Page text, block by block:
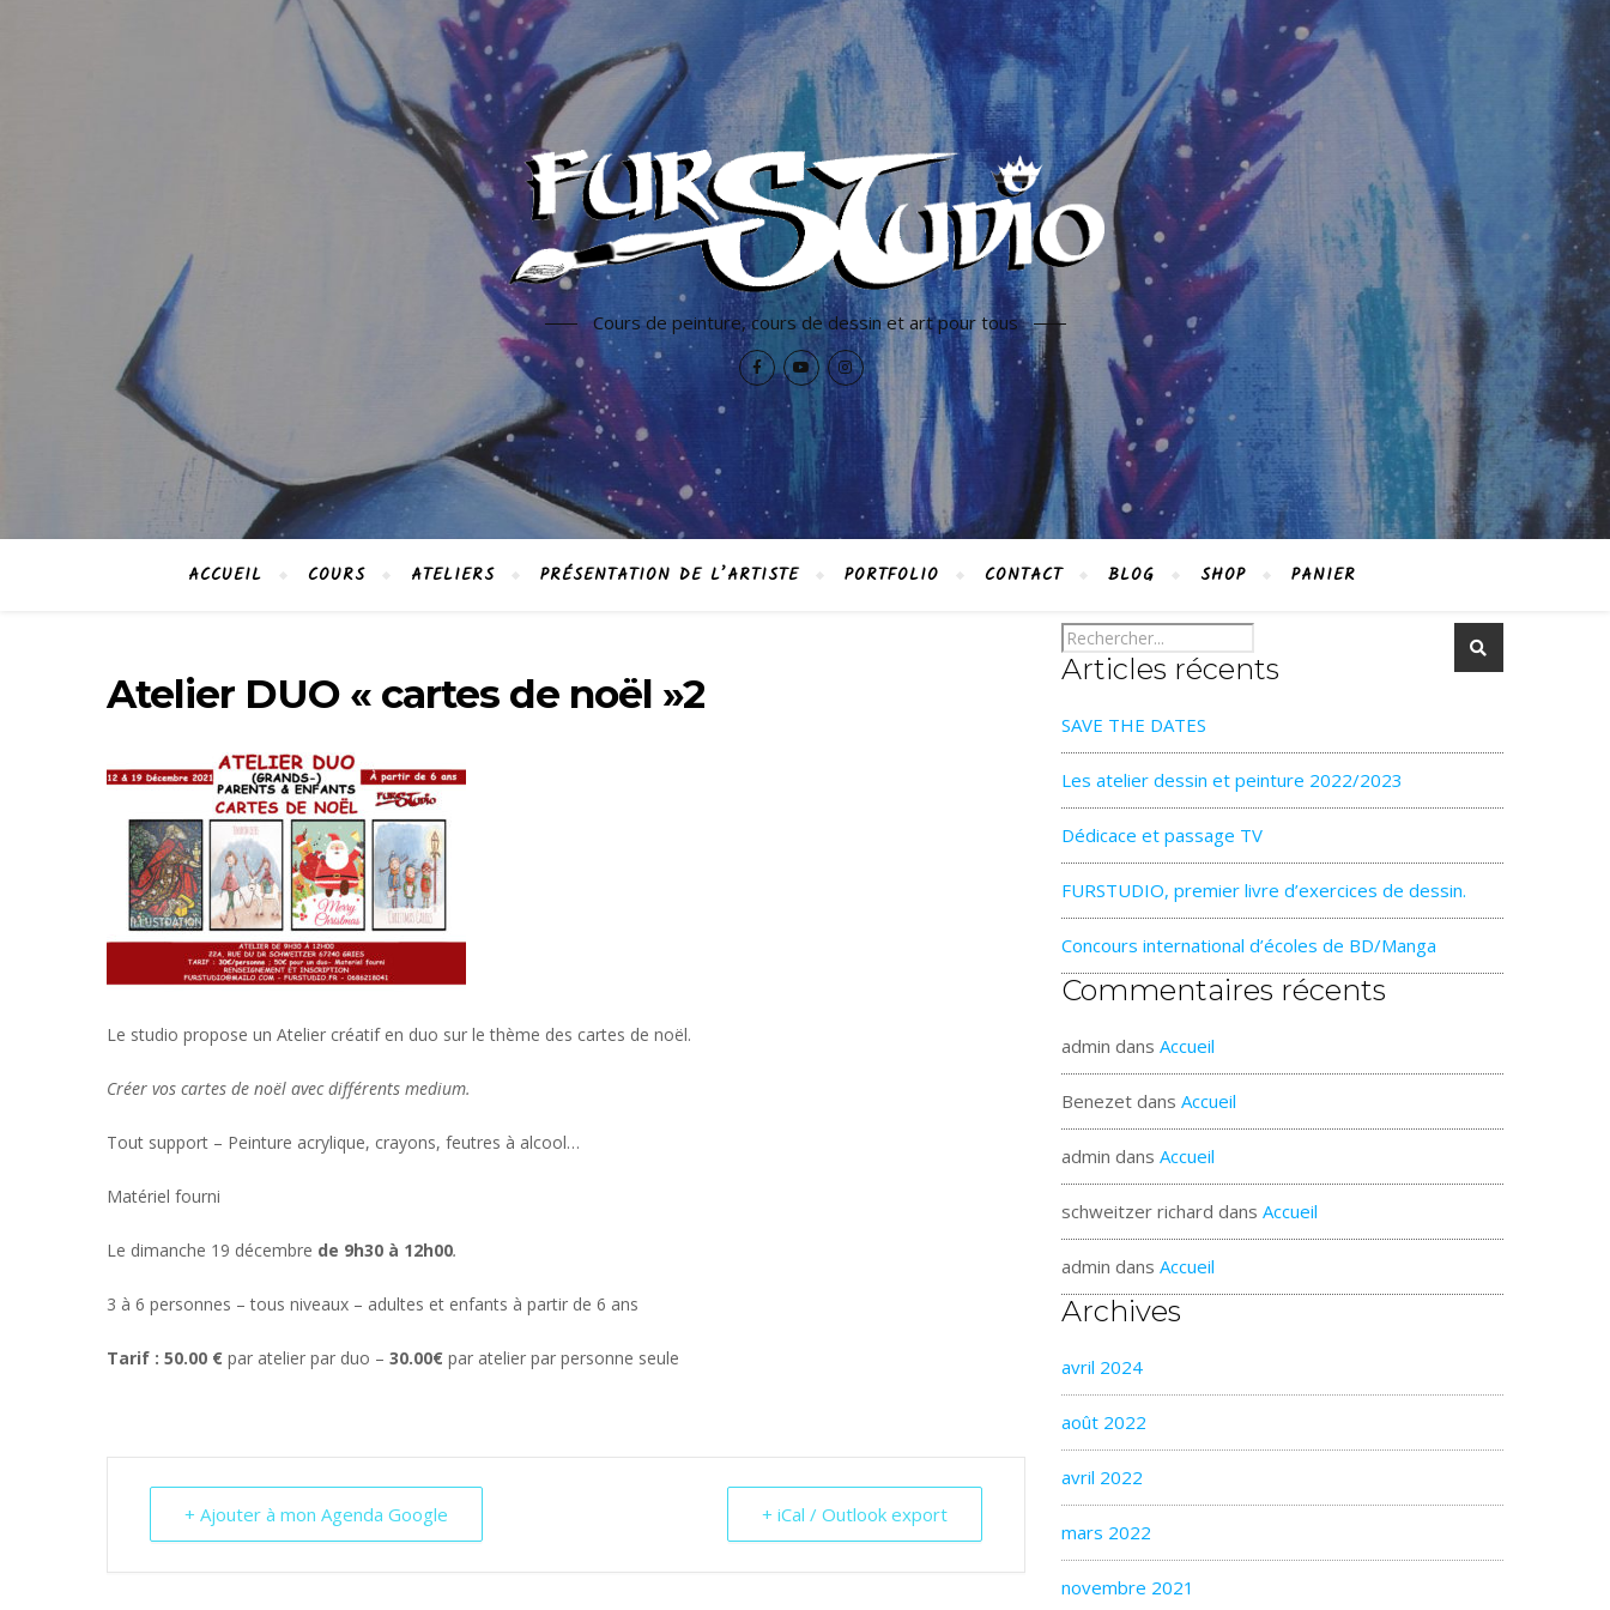
Cours de peinture, cours de dessin et art pour tous
ACCUEIL COURS ATELIERS PRÉSENTATION DE L’ARTISTE PORTFOLIO CONTACT BLOG SHOP PANIER
Atelier DUO « cartes de noël »2
Le studio propose un Atelier créatif en duo sur le thème des cartes de noël.
Créer vos cartes de noël avec différents medium.
Tout support – Peinture acrylique, crayons, feutres à alcool…
Matériel fourni
Le dimanche 19 décembre de 9h30 à 12h00.
3 à 6 personnes – tous niveaux – adultes et enfants à partir de 6 ans
Tarif : 50.00 € par atelier par duo – 30.00€ par atelier par personne seule
+ Ajouter à mon Agenda Google + iCal / Outlook export
Articles récents
SAVE THE DATES
Les atelier dessin et peinture 2022/2023
Dédicace et passage TV
FURSTUDIO, premier livre d’exercices de dessin.
Concours international d’écoles de BD/Manga
Commentaires récents
admin dansAccueil
Benezet dansAccueil
admin dansAccueil
schweitzer richard dansAccueil
admin dansAccueil
Archives
avril 2024
août 2022
avril 2022
mars 2022
novembre 2021